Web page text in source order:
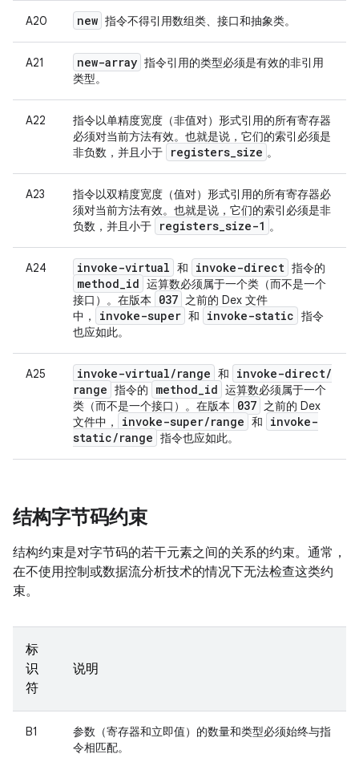
A20 new 指令不得引用数组类、接口和抽象类。
A21 new-array 指令引用的类型必须是有效的非引用
类型。
A22
指令以单精度宽度（非值对）形式引用的所有寄存器
必须对当前方法有效。也就是说，它们的索引必须是
非负数，并且小于
registers_size 。
A23
指令以双精度宽度（值对）形式引用的所有寄存器必
须对当前方法有效。也就是说，它们的索引必须是非
负数，并且小于
registers_size-1 。
A24 invoke-virtual 和 invoke-direct 指令的
method_id 运算数必须属于一个类（而不是一个
接口）。在版本
037 之前的 Dex 文件
中，
invoke-super 和 invoke-static 指令
也应如此。
A25 invoke-virtual/range 和 invoke-direct/
range 指令的 method_id 运算数必须属于一个
类（而不是一个接口）。在版本
037 之前的 Dex
文件中，
invoke-super/range 和
invoke-
static/range 指令也应如此。
结构字节码约束
结构约束是对字节码的若干元素之间的关系的约束。通常，
在不使用控制或数据流分析技术的情况下无法检查这类约
束。
标
识
符
说明
B1
参数（寄存器和立即值）的数量和类型必须始终与指
令相匹配。